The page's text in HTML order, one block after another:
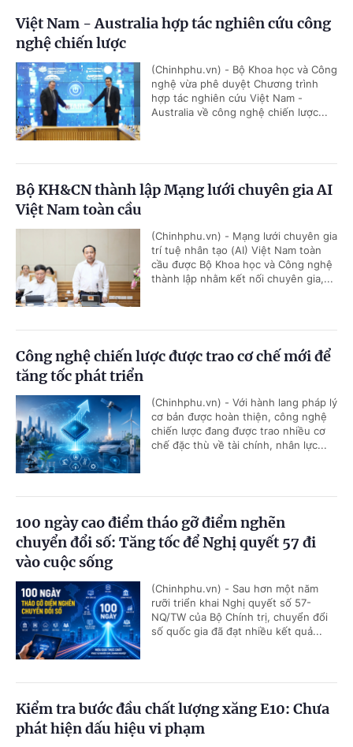
Việt Nam - Australia hợp tác nghiên cứu công
nghệ chiến lược
(Chinhphu.vn) - Bộ Khoa học và Công
nghệ vừa phê duyệt Chương trình
hợp tác nghiên cứu Việt Nam -
Australia về công nghệ chiến lược...
Bộ KH&CN thành lập Mạng lưới chuyên gia AI
Việt Nam toàn cầu
(Chinhphu.vn) - Mạng lưới chuyên gia
trí tuệ nhân tạo (AI) Việt Nam toàn
cầu được Bộ Khoa học và Công nghệ
thành lập nhằm kết nối chuyên gia,...
Công nghệ chiến lược được trao cơ chế mới để
tăng tốc phát triển
(Chinhphu.vn) - Với hành lang pháp lý
cơ bản được hoàn thiện, công nghệ
chiến lược đang được trao nhiều cơ
chế đặc thù về tài chính, nhân lực...
100 ngày cao điểm tháo gỡ điểm nghẽn
chuyển đổi số: Tăng tốc để Nghị quyết 57 đi
vào cuộc sống
(Chinhphu.vn) - Sau hơn một năm
rưỡi triển khai Nghị quyết số 57-
NQ/TW của Bộ Chính trị, chuyển đổi
số quốc gia đã đạt nhiều kết quả...
Kiểm tra bước đầu chất lượng xăng E10: Chưa
phát hiện dấu hiệu vi phạm